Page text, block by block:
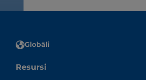
Globāli
Resursi